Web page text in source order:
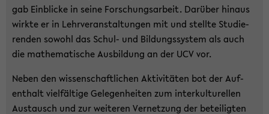
gab Ein­bli­cke in seine For­schungs­ar­beit. Dar­über hin­aus
wirk­te er in Lehr­ver­an­stal­tun­gen mit und stell­te Stu­die­
ren­den so­wohl das Schul-​ und Bil­dungs­sys­tem als auch
die ma­the­ma­ti­sche Aus­bil­dung an der UCV vor.
Neben den wis­sen­schaft­li­chen Ak­ti­vi­tä­ten bot der Auf­
ent­halt viel­fäl­ti­ge Ge­le­gen­hei­ten zum in­ter­kul­tu­rel­len
Aus­tausch und zur wei­te­ren Ver­net­zung der be­tei­lig­ten